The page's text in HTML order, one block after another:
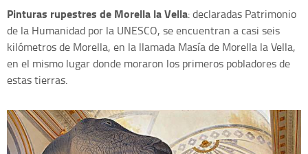
Pinturas rupestres de Morella la Vella: declaradas Patrimonio
de la Humanidad por la UNESCO, se encuentran a casi seis
kilómetros de Morella, en la llamada Masía de Morella la Vella,
en el mismo lugar donde moraron los primeros pobladores de
estas tierras.